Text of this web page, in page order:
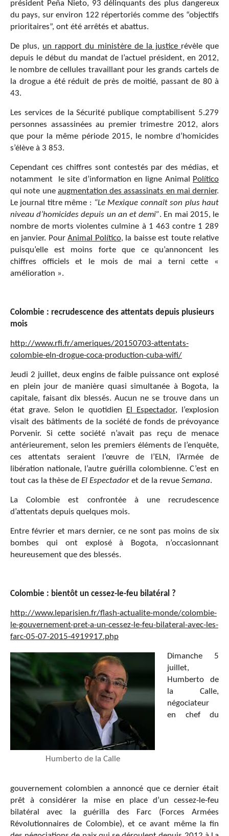
président Peña Nieto, 93 délinquants des plus dangereux
du pays, sur environ 122 répertoriés comme des “objectifs
prioritaires”, ont été arrêtés et abattus.
De plus, un rapport du ministère de la justice révèle que
depuis le début du mandat de l’actuel président, en 2012,
le nombre de cellules travaillant pour les grands cartels de
la drogue a été réduit de près de moitié, passant de 80 à
43.
Les services de la Sécurité publique comptabilisent 5.279
personnes assassinées au premier trimestre 2012, alors
que pour la même période 2015, le nombre d’homicides
s’élève à 3 853.
Cependant ces chiffres sont contestés par des médias, et
notamment le site d’information en ligne Animal
Político
qui note une augmentation des assassinats en mai dernier.
Le journal titre même : “Le Mexique connaît son plus haut
niveau d’homicides depuis un an et demi”. En mai 2015, le
nombre de morts violentes culmine à 1 463 contre 1 289
en janvier. PourAnimal Político, la baisse est toute relative
puisqu’elle est moins forte que ce qu’annoncent les
chiffres officiels et le mois de mai a terni cette «
amélioration ».
Colombie : recrudescence des attentats depuis plusieurs
mois
http://www.rfi.fr/ameriques/20150703-attentats-
colombie-eln-drogue-coca-production-cuba-wifi/
Jeudi 2 juillet, deux engins de faible puissance ont explosé
en plein jour de manière quasi simultanée à Bogota, la
capitale, faisant dix blessés. Aucun ne se trouve dans un
état grave. Selon le quotidien
El Espectador, l’explosion
visait des bâtiments de la société de fonds de prévoyance
Porvenir. Si cette société n’avait pas reçu de menace
antérieurement, selon les premiers éléments de l’enquête,
ces attentats seraient l’œuvre de l’ELN, l’Armée de
libération nationale, l’autre guérilla colombienne. C’est en
tout cas la thèse de El Espectador et de la revue Semana.
La Colombie est confrontée à une recrudescence
d’attentats depuis quelques mois.
Entre février et mars dernier, ce ne sont pas moins de six
bombes qui ont explosé à Bogota, n’occasionnant
heureusement que des blessés.
Colombie : bientôt un cessez-le-feu bilatéral ?
http://www.leparisien.fr/flash-actualite-monde/colombie-
le-gouvernement-pret-a-un-cessez-le-feu-bilateral-avec-les-
farc-05-07-2015-4919917.php
Humberto de la Calle
Dimanche 5
juillet,
Humberto de
la Calle,
négociateur
en chef du
gouvernement colombien a annoncé que ce dernier était
prêt à considérer la mise en place d’un cessez-le-feu
bilatéral avec la guérilla des Farc (Forces Armées
Révolutionnaires de Colombie), et ce avant même la fin